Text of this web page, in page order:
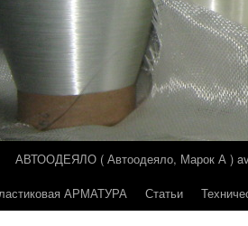
АВТООДЕЯЛО ( Автоодеяло, Марок А )
АРМАТУРА
Статьи